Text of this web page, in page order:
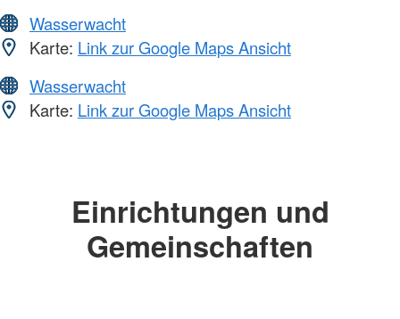
Wasserwacht
Karte: Link zur Google Maps Ansicht
Wasserwacht
Karte: Link zur Google Maps Ansicht
Einrichtungen und
Gemeinschaften